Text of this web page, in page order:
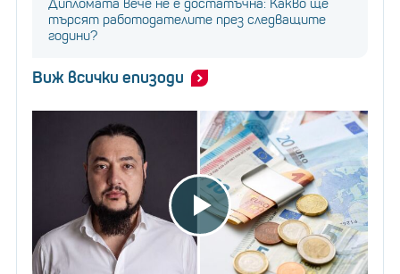
Дипломата вече не е достатъчна: Какво ще
търсят работодателите през следващите
години?
Виж всички епизоди